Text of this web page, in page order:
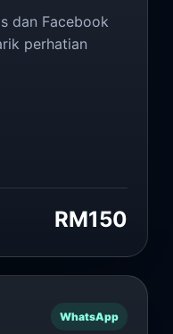
dan Facebook
perhatian
RM150
WhatsApp